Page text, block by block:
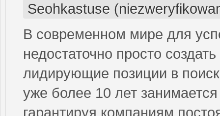
Seohkastuse
В современном мире для
недостаточно просто
лидирующие позиции в
уже более 10 лет
гарантируя компаниям